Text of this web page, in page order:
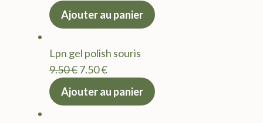
prix
9.50 €.
actuel
7.50 €.
Ajouter au panier
Lpn gel polish souris
9.50€Le
prix
7.50€Le
actuel
Ajouter au panier